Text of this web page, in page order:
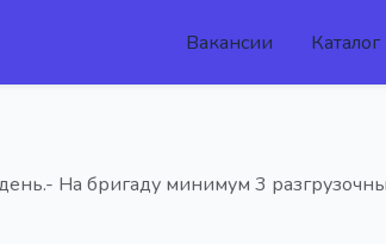
Вакансии Каталог
На бригаду минимум 3